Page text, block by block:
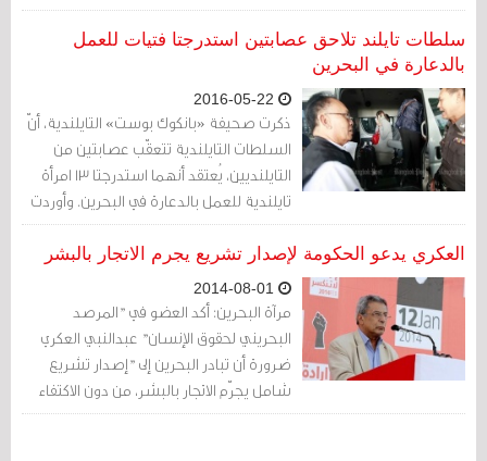
هذا الشأن على حرصها على مطابقة أنظمة
وإجراءات الدخول للبحرين مع الاتفاقيات
سلطات تايلند تلاحق عصابتين استدرجتا فتيات للعمل
بالدعارة في البحرين
ذكرت صحيفة «بانكوك بوست» التايلندية، أنّ
السلطات التايلندية تتعقّب عصابتين من
التايلنديين، يُعتقد أنهما استدرجتا 13 امرأة
تايلندية للعمل بالدعارة في البحرين. وأوردت
الصحيفة في عددها يوم الجمعة الماضي20
مايو2016، أنّ التحرُّك الذي ....
العكري يدعو الحكومة لإصدار تشريع يجرم الاتجار بالبشر
مرآة البحرين: أكد العضو في "المرصد
البحريني لحقوق الإنسان" عبدالنبي العكري
ضرورة أن تبادر البحرين إلى "إصدار تشريع
شامل يجرّم الاتجار بالبشر، من دون الاكتفاء
بالتوقيع على اتفاقية الاتجار بالبشر، والذي